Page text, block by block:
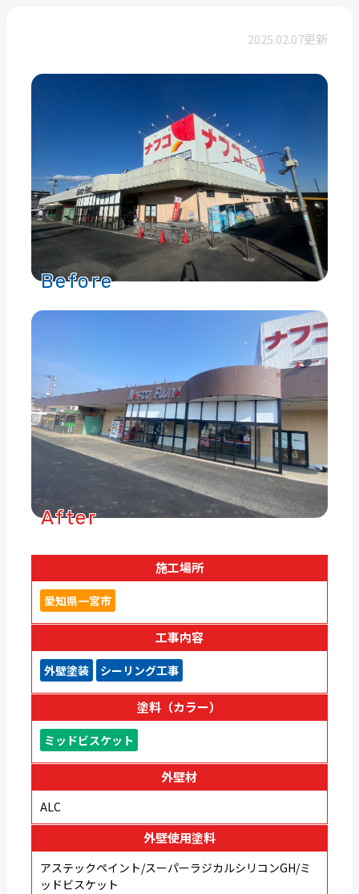
2025.02.07更新
Before
After
施工場所
愛知県一宮市
工事内容
外壁塗装 シーリング工事
塗料（カラー）
ミッドビスケット
外壁材
ALC
外壁使用塗料
アステックペイント/スーパーラジカルシリコンGH/ミ
ッドビスケット